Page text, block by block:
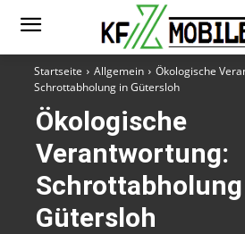
Startseite Allgemein
Ökologische
Schrottabholung in Gütersloh
Ökologische
Verantwortung:
Gütersloh